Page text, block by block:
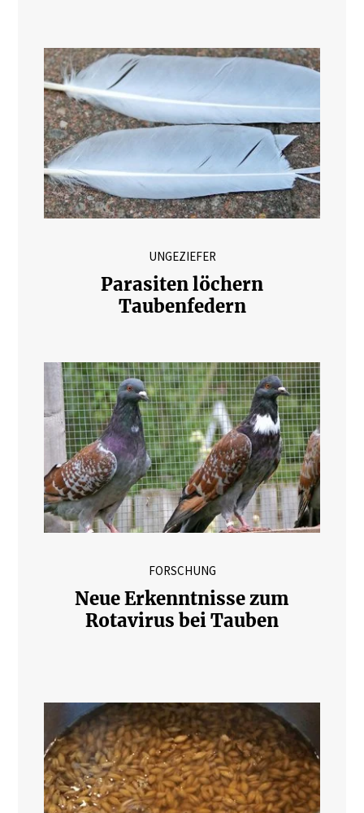
UNGEZIEFER
Parasiten löchern
Taubenfedern
FORSCHUNG
Neue Erkenntnisse zum
Rotavirus bei Tauben